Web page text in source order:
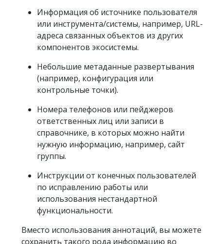
Информация об источнике пользователя
или инструмента/системы, например, URL-
адреса связанных объектов из других
компонентов экосистемы.
Небольшие метаданные развертывания
(например, конфигурация или
контрольные точки).
Номера телефонов или пейджеров
ответственных лиц или записи в
справочнике, в которых можно найти
нужную информацию, например, сайт
группы.
Инструкции от конечных пользователей
по исправлению работы или
использования нестандартной
функциональности.
Вместо использования аннотаций, вы можете
сохранить такого рода информацию во